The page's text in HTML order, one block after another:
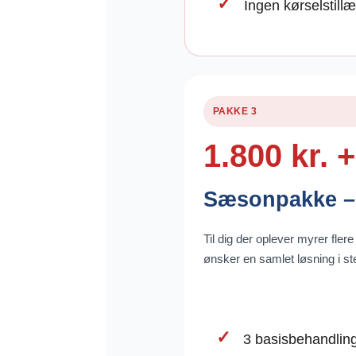
Ingen
PAKKE 3
1.800 kr.
Sæsonpakke
Til dig der oplever myrer
ønsker en samlet løsning i
3